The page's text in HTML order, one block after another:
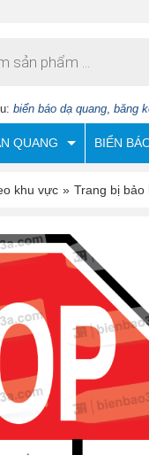
biển báo dạ quang, băng
QUANG BIỂN
khu vực » Trang bị bảo